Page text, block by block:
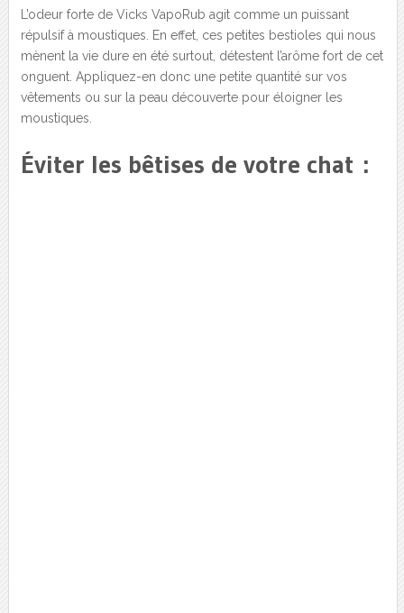
L’odeur forte de Vicks VapoRub agit comme un puissant
répulsif à moustiques. En effet, ces petites bestioles qui nous
mènent la vie dure en été surtout, détestent l’arôme fort de cet
onguent. Appliquez-en donc une petite quantité sur vos
vêtements ou sur la peau découverte pour éloigner les
moustiques.
Éviter les bêtises de votre chat :